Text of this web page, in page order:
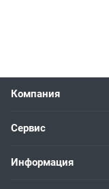
Компания
Сервис
Информация